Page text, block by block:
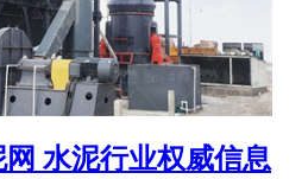
水泥行业权威信息